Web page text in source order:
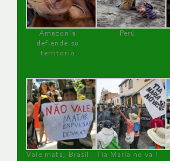
Amazonía
defiende su
territorio
Perú
Vale mata, Brasil
Tía María no va !